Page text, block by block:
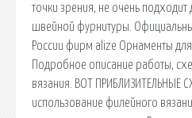
точки зрения, не очень подходит
швейной фурнитуры.
России фирм alize Орнаменты для
Подробное описание работы,
вязания. ВОТ ПРИБЛИЗИТЕЛЬНЫЕ
использование филейного